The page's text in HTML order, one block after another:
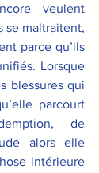
veulent
se maltraitent,
parce qu’ils
Lorsque
blessures qui
parcourt
de
alors elle
intérieure